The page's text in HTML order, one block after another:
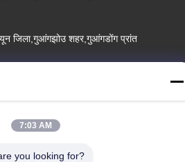
जिला,गुआंगझोउ शहर,गुआंगडोंग प्रांत
7:03 AM
you looking for?